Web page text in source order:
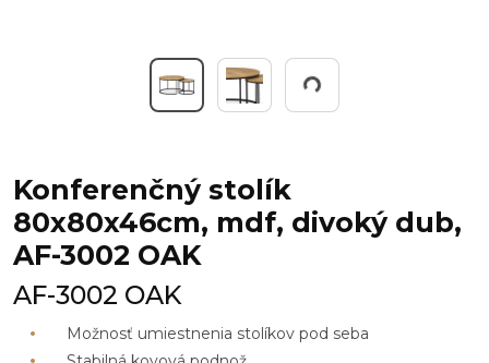
Working...
Konferenčný stolík
80x80x46cm, mdf, divoký dub,
AF-3002 OAK
AF-3002 OAK
Možnosť umiestnenia stolíkov pod seba